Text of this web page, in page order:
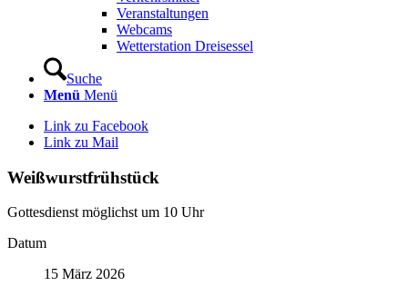
Veranstaltungen
Webcams
Wetterstation Dreisessel
Suche
Menü Menü
Link zu Facebook
Link zu Mail
Weißwurstfrühstück
Gottesdienst möglichst um 10 Uhr
Datum
15 März 2026